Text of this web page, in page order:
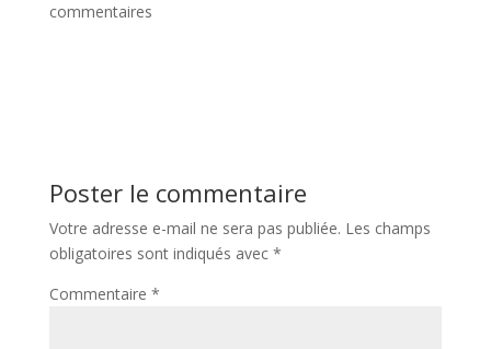
commentaires
Poster le commentaire
Votre adresse e-mail ne sera pas publiée. Les champs
obligatoires sont indiqués avec *
Commentaire *